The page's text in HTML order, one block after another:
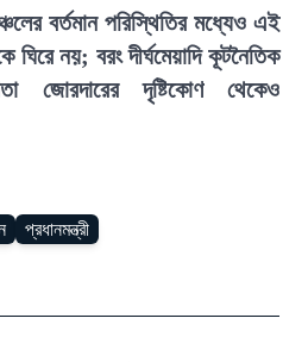
বর্তমান পরিস্থিতির মধ্যেও এই
নয়; বরং দীর্ঘমেয়াদি কূটনৈতিক
জোরদারের দৃষ্টিকোণ থেকেও
প্রধানমন্ত্রী